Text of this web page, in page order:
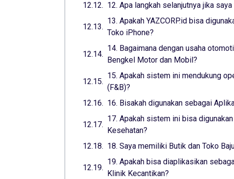
12. Apa langkah selanjutnya jika
13. Apakah YAZCORP.id bisa
Toko iPhone?
14. Bagaimana dengan usaha
Bengkel Motor dan Mobil?
15. Apakah sistem ini mendukung
(F&B)?
16. Bisakah digunakan sebagai
17. Apakah sistem ini bisa
Kesehatan?
18. Saya memiliki Butik dan Toko
19. Apakah bisa diaplikasikan
Klinik Kecantikan?